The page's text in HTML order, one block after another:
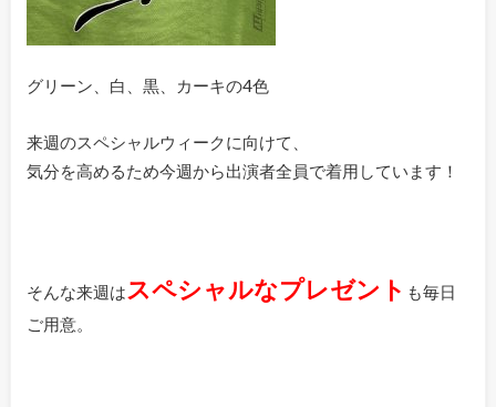
グリーン、白、黒、カーキの4色
来週のスペシャルウィークに向けて、
気分を高めるため今週から出演者全員で着用しています！
そんな来週はスペシャルなプレゼント も毎日
ご用意。